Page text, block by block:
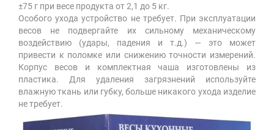
±75 г при весе продукта от 2,1 до 5 кг.
Особого ухода устройство не требует. При эксплуатации
весов не подвергайте их сильному механическому
воздействию (удары, падения и т.д.) — это может
привести к поломке или снижению точности измерений.
Корпус весов и комплектная чаша изготовлены из
пластика. Для удаления загрязнений используйте
влажную ткань или губку, больше никакого ухода изделие
не требует.